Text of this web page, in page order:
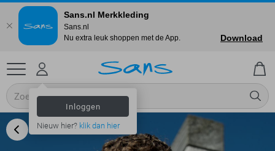
Inloggen
Nieuw hier? klik dan hier
Sans.nl Merkkleding
Sans.nl
Nu extra leuk shoppen met de App.
Download